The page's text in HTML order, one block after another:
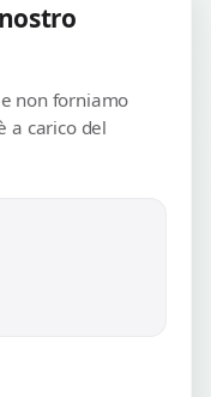
non forniamo
a carico del